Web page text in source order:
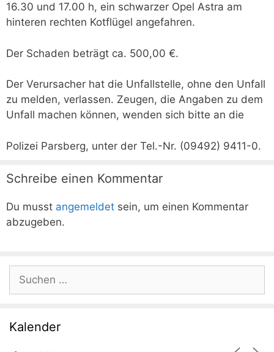
16.30 und 17.00 h, ein schwarzer Opel Astra am
hinteren rechten Kotflügel angefahren.
Der Schaden beträgt ca. 500,00 €.
Der Verursacher hat die Unfallstelle, ohne den Unfall
zu melden, verlassen. Zeugen, die Angaben zu dem
Unfall machen können, wenden sich bitte an die
Polizei Parsberg, unter der Tel.-Nr. (09492) 9411-0.
Schreibe einen Kommentar
Du musst angemeldet sein, um einen Kommentar
abzugeben.
Suchen
nach:
Kalender